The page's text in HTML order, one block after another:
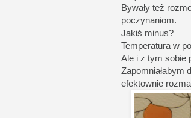
Bywały też
poczynaniom.
Jakiś minus?
Temperatura w
Ale i z tym sobie
Zapomniałabym
efektownie